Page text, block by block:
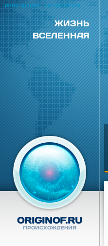
ЖИЗНЬ
ВСЕЛЕННАЯ
ORIGINOF.RU
ПРОИСХОЖДЕНИЯ
регистрация|авторизация